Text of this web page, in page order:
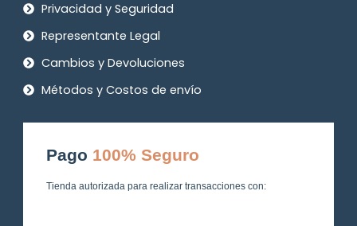
Privacidad y Seguridad
Representante Legal
Cambios y Devoluciones
Métodos y Costos de envío
Pago 100% Seguro
Tienda autorizada para realizar transacciones con: